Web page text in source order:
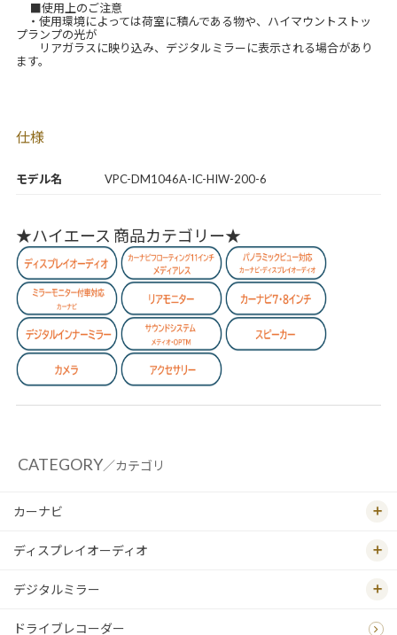
モデル名 VPC-DM1046A-IC-HIW-200-6
■使用上のご注意
・使用環境によっては荷室に積んである物や、ハイマウントストッ
プランプの光が
リアガラスに映り込み、デジタルミラーに表示される場合があり
ます。
仕様
★ハイエース 商品カテゴリー★
CATEGORY／カテゴリ
カーナビ
ディスプレイオーディオ
デジタルミラー
ドライブレコーダー